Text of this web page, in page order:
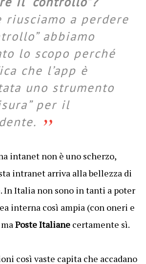
riusciamo a perdere
abbiamo
lo scopo perché
che l’app è
uno strumento
per il
intanet non è uno scherzo,
intranet arriva alla bellezza di
In Italia non sono in tanti a poter
interna così ampia (con oneri e
Poste Italianecertamente sì.
così vaste capita che accadano